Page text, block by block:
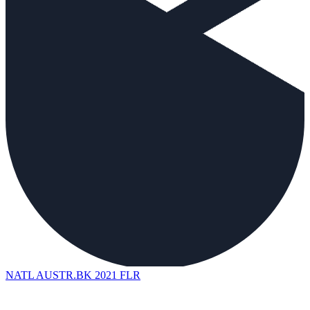
NATL AUSTR.BK 2021 FLR